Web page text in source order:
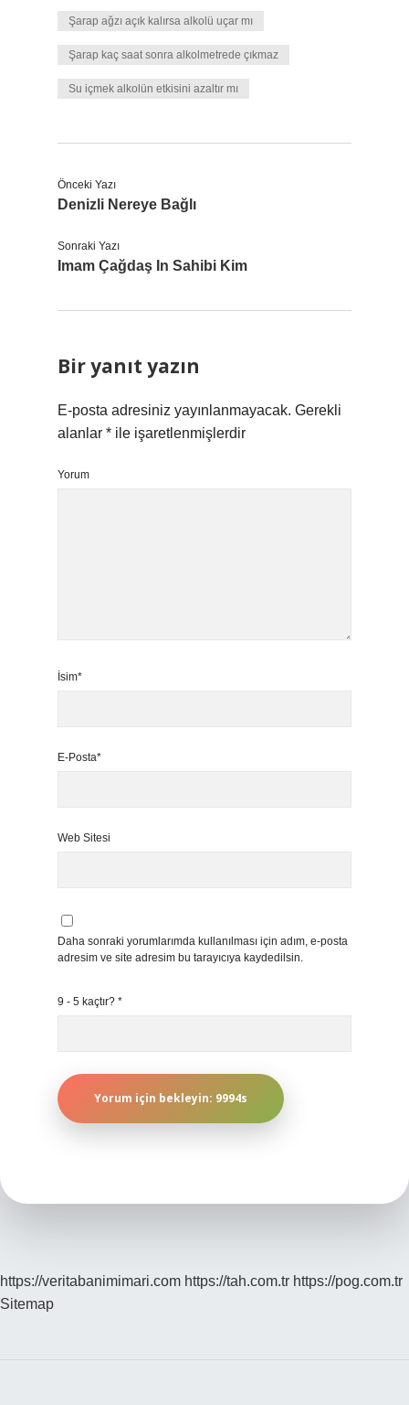
Şarap ağzı açık kalırsa alkolü uçar mı
Şarap kaç saat sonra alkolmetrede çıkmaz
Su içmek alkolün etkisini azaltır mı
Önceki Yazı
Denizli Nereye Bağlı
Sonraki Yazı
Imam Çağdaş In Sahibi Kim
Bir yanıt yazın
E-posta adresiniz yayınlanmayacak. Gerekli
alanlar * ile işaretlenmişlerdir
Yorum
İsim*
E-Posta*
Web Sitesi
Daha sonraki yorumlarımda kullanılması için adım, e-posta
adresim ve site adresim bu tarayıcıya kaydedilsin.
9 - 5 kaçtır? *
https://veritabanimimari.com https://tah.com.tr https://pog.com.tr
Sitemap